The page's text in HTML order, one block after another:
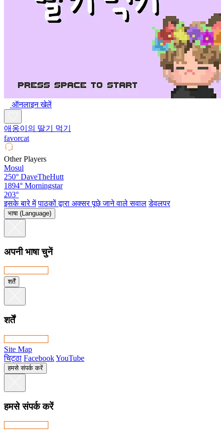
ऑनलाइन खेलें
애옹이의 딸기 먹기
favorcat
Other Players
Mosul
250° DaveTheHutt
1894° Morningstar
203°
इसके बारे में पाठकों द्वारा अक्सर पूछे जाने वाले सवाल डेवलपर
भाषा (Language)
अपनी भाषा चुनें
शर्तें
शर्तें
Site Map
चिट्ठा FacebookYouTube
हमसे संपर्क करें
हमसे संपर्क करें